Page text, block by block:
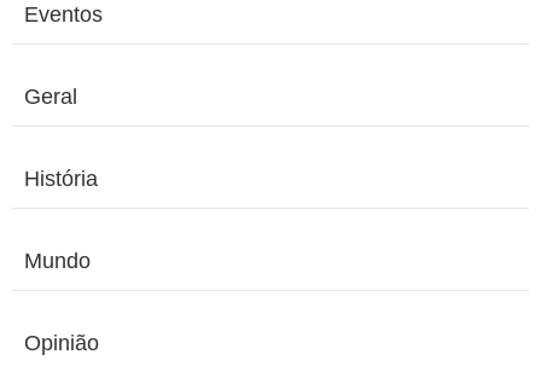
Eventos
Geral
História
Mundo
Opinião